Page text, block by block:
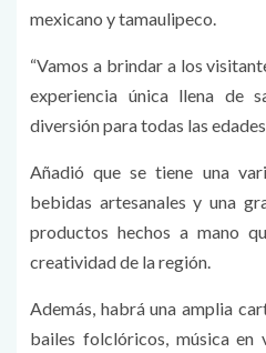
mexicano y tamaulipeco.
“Vamos a brindar a los
experiencia única llena de
diversión para todas las
Añadió que se tiene una
bebidas artesanales y una
productos hechos a mano
creatividad de la región.
Además, habrá una amplia
bailes folclóricos, música en